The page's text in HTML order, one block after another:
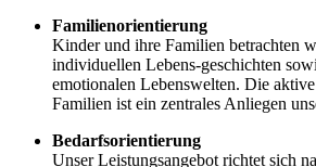
Familienorientierung
Kinder und ihre Familien betrachten
individuellen Lebens-geschichten
emotionalen Lebenswelten. Die
Familien ist ein zentrales Anliegen
Bedarfsorientierung
Unser Leistungsangebot richtet sich